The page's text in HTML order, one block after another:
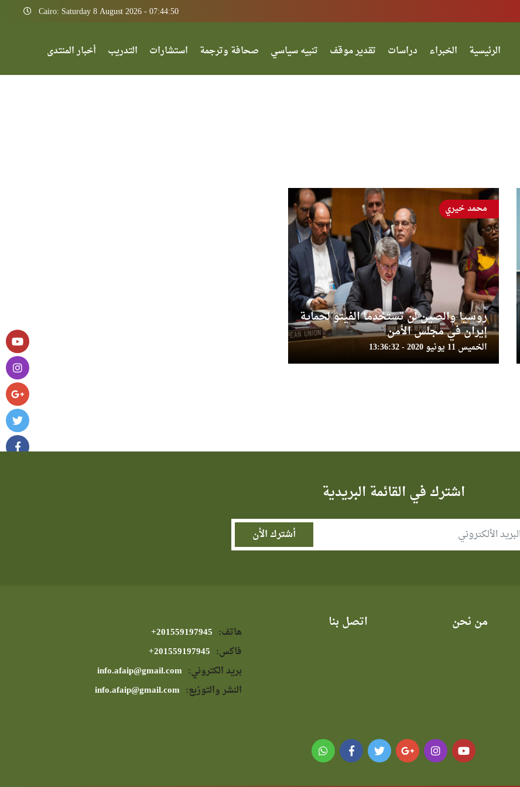
Cairo: Saturday 8 August 2026 - 07:44:50
الرئيسية الخبراء دراسات تقدير موقف تنبيه سياسي صحافة وترجمة استشارات التدريب أخبار المنتدى
روسيا والصين لن تستخدما الفيتو لحماية
إيران في مجلس الأمن
الخميس 11 يونيو 2020 - 13:36:32
محمد خيري
اشترك في القائمة البريدية
من نحن اتصل بنا
هاتف:
فاكس:
بريد الكتروني:
النشر والتوزيع: